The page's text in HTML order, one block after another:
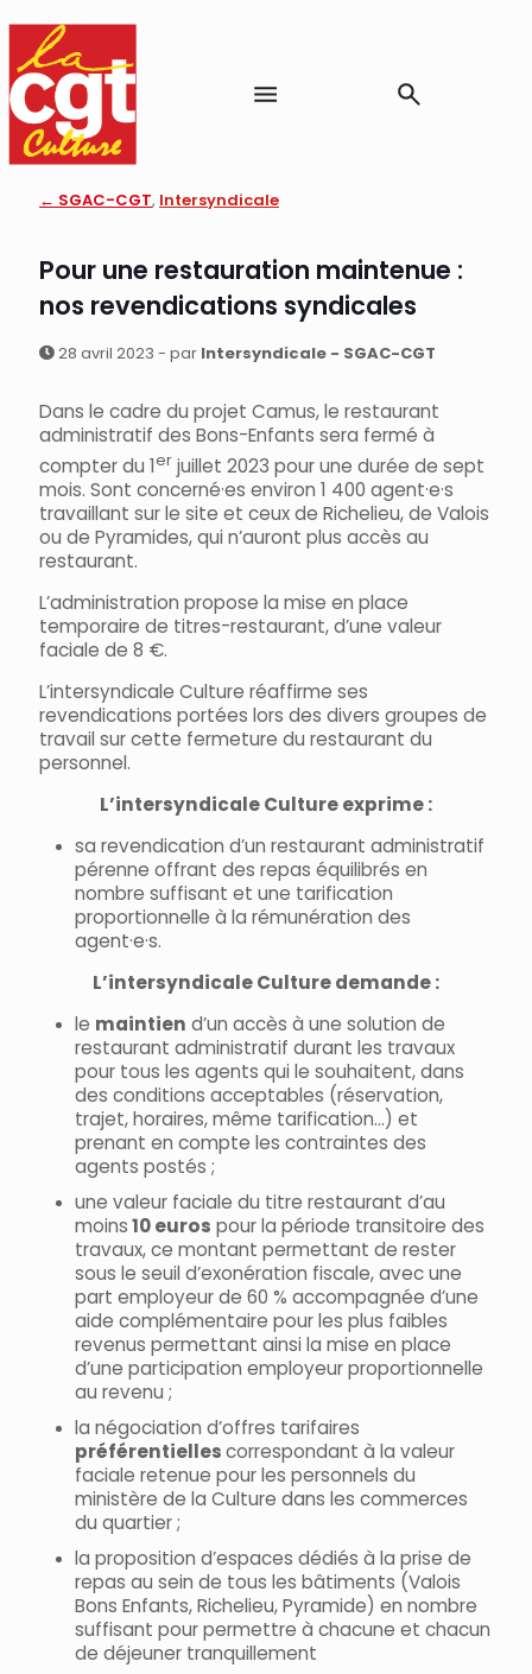
← SGAC-CGT, Intersyndicale
Pour une restauration maintenue :
nos revendications syndicales
28 avril 2023 - par Intersyndicale - SGAC-CGT
Dans le cadre du projet Camus, le restaurant
administratif des Bons-Enfants sera fermé à
compter du 1er juillet 2023 pour une durée de sept
mois. Sont concerné·es environ 1 400 agent·e·s
travaillant sur le site et ceux de Richelieu, de Valois
ou de Pyramides, qui n’auront plus accès au
restaurant.
L’administration propose la mise en place
temporaire de titres-restaurant, d’une valeur
faciale de 8 €.
L’intersyndicale Culture réaffirme ses
revendications portées lors des divers groupes de
travail sur cette fermeture du restaurant du
personnel.
L’intersyndicale Culture exprime :
sa revendication d’un restaurant administratif
pérenne offrant des repas équilibrés en
nombre suffisant et une tarification
proportionnelle à la rémunération des
agent·e·s.
L’intersyndicale Culture demande :
le maintien d’un accès à une solution de
restaurant administratif durant les travaux
pour tous les agents qui le souhaitent, dans
des conditions acceptables (réservation,
trajet, horaires, même tarification…) et
prenant en compte les contraintes des
agents postés ;
une valeur faciale du titre restaurant d’au
moins10 euros pour la période transitoire des
travaux, ce montant permettant de rester
sous le seuil d’exonération fiscale, avec une
part employeur de 60 % accompagnée d’une
aide complémentaire pour les plus faibles
revenus permettant ainsi la mise en place
d’une participation employeur proportionnelle
au revenu ;
la négociation d’offres tarifaires
préférentiellescorrespondant à la valeur
faciale retenue pour les personnels du
ministère de la Culture dans les commerces
du quartier ;
la proposition d’espaces dédiés à la prise de
repas au sein de tous les bâtiments (Valois
Bons Enfants, Richelieu, Pyramide) en nombre
suffisant pour permettre à chacune et chacun
de déjeuner tranquillement